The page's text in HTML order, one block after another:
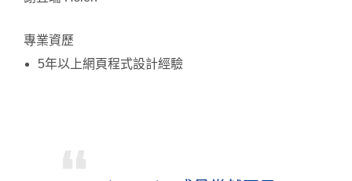
專業資歷
5年以上網頁程式設計經驗